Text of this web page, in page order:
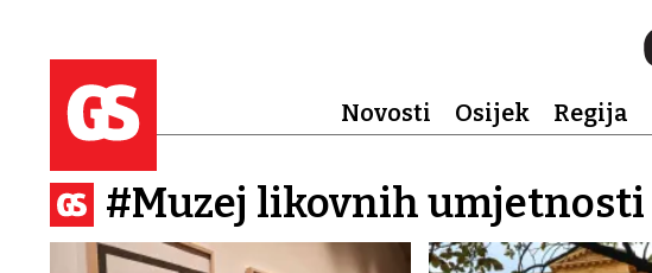
Novosti Osijek Regija
#Muzej likovnih umjetnosti